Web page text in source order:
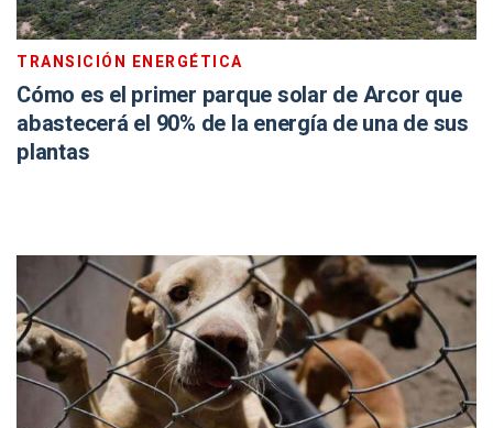
TRANSICIÓN ENERGÉTICA
Cómo es el primer parque solar de Arcor que
abastecerá el 90% de la energía de una de sus
plantas